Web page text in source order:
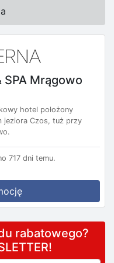
Mrągowo
hotel położony
jeziora Czos, tuż przy
717 dni temu.
rabatowego?